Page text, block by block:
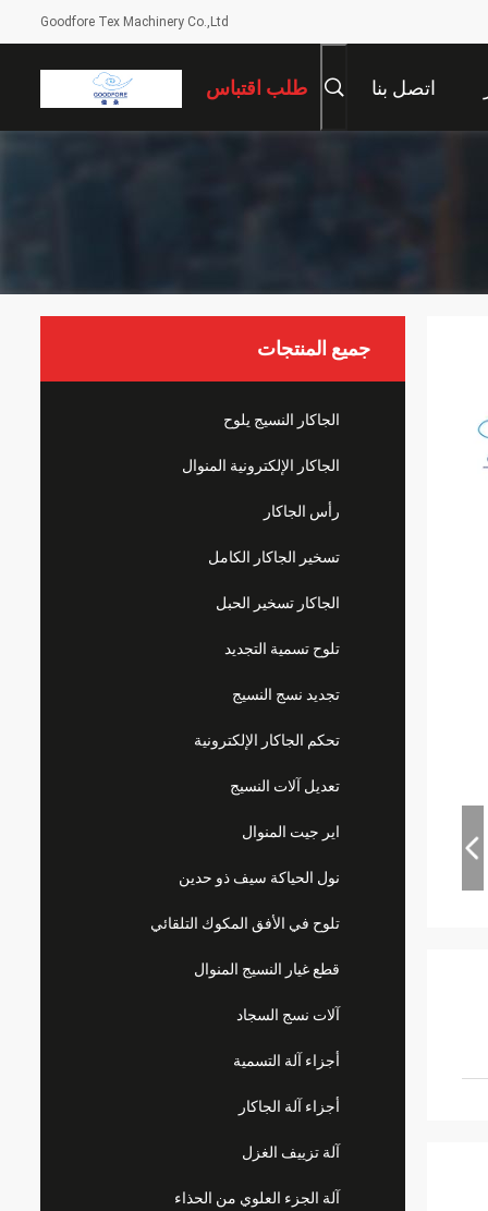
Goodfore Tex Machinery Co.,Ltd
اتصل بنا طلب اقتباس
جميع المنتجات
الجاكار النسيج يلوح
الجاكار الإلكترونية المنوال
رأس الجاكار
تسخير الجاكار الكامل
الجاكار تسخير الحبل
تلوح تسمية التجديد
تجديد نسج النسيج
تحكم الجاكار الإلكترونية
تعديل آلات النسيج
اير جيت المنوال
نول الحياكة سيف ذو حدين
تلوح في الأفق المكوك التلقائي
قطع غيار النسيج المنوال
آلات نسج السجاد
أجزاء آلة التسمية
أجزاء آلة الجاكار
آلة تزييف الغزل
آلة الجزء العلوي من الحذاء